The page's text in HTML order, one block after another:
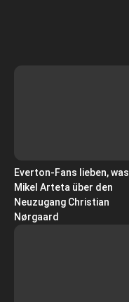
Everton-Fans lieben, was
Mikel Arteta über den
Neuzugang Christian
Nørgaard